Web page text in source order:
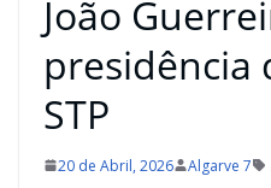
João
presidência
STP
20 de Abril, 2026 Algarve 7